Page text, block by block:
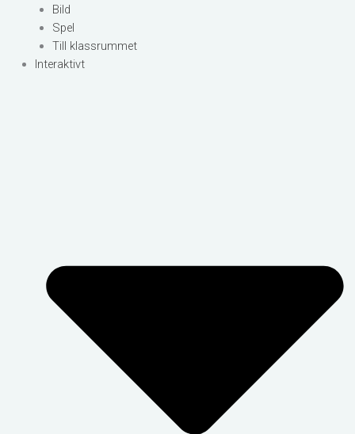
Bild
Spel
Till klassrummet
Interaktivt